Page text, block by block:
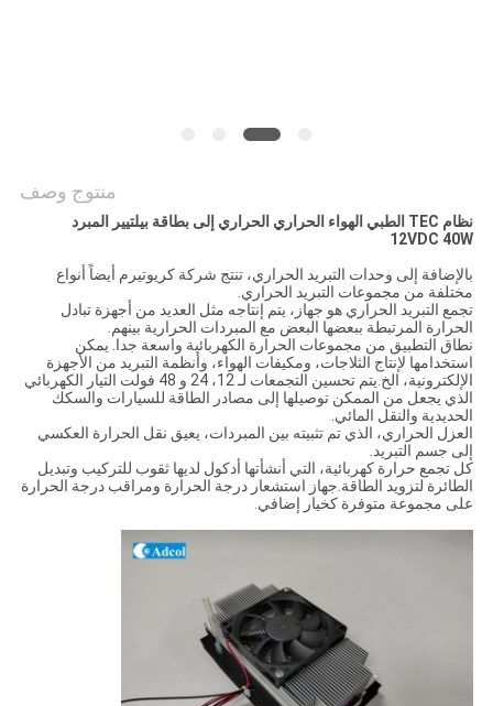
منتوج وصف
نظام TEC الطبي الهواء الحراري الحراري إلى بطاقة بيلتيير المبرد
12VDC 40W
بالإضافة إلى وحدات التبريد الحراري، تنتج شركة كريوتيرم أيضاً أنواع
مختلفة من مجموعات التبريد الحراري.
تجمع التبريد الحراري هو جهاز، يتم إنتاجه مثل العديد من أجهزة تبادل
الحرارة المرتبطة ببعضها البعض مع المبردات الحرارية بينهم.
نطاق التطبيق من مجموعات الحرارة الكهربائية واسعة جدا. يمكن
استخدامها لإنتاج الثلاجات، ومكيفات الهواء، وأنظمة التبريد من الأجهزة
الإلكترونية، الخ.يتم تحسين التجمعات لـ 12، 24 و 48 فولت التيار الكهربائي
الذي يجعل من الممكن توصيلها إلى مصادر الطاقة للسيارات والسكك
الحديدية والنقل المائي.
العزل الحراري، الذي تم تثبيته بين المبردات، يعيق نقل الحرارة العكسي
إلى جسم التبريد.
كل تجمع حرارة كهربائية، التي أنشأتها أدكول لديها ثقوب للتركيب وتبديل
الطائرة لتزويد الطاقة.جهاز استشعار درجة الحرارة ومراقب درجة الحرارة
على مجموعة متوفرة كخيار إضافي.